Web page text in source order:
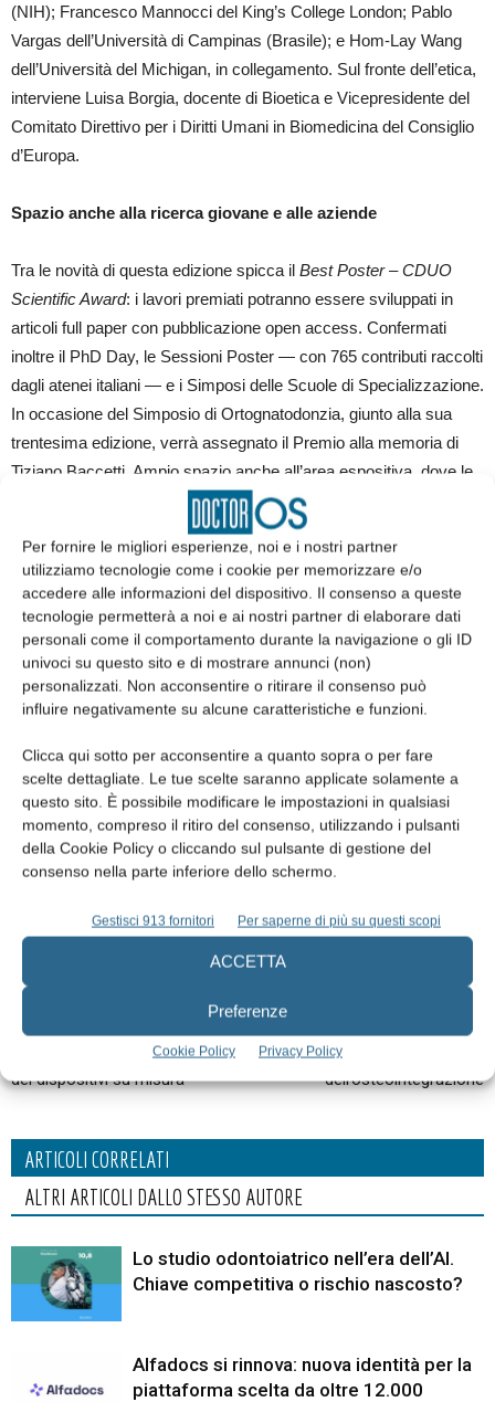
Per fornire le migliori esperienze, noi e i nostri partner
utilizziamo tecnologie come i cookie per memorizzare e/o
accedere alle informazioni del dispositivo. Il consenso a queste
tecnologie permetterà a noi e ai nostri partner di elaborare dati
personali come il comportamento durante la navigazione o gli ID
univoci su questo sito e di mostrare annunci (non)
personalizzati. Non acconsentire o ritirare il consenso può
influire negativamente su alcune caratteristiche e funzioni.
Clicca qui sotto per acconsentire a quanto sopra o per fare
scelte dettagliate. Le tue scelte saranno applicate solamente a
questo sito. È possibile modificare le impostazioni in qualsiasi
momento, compreso il ritiro del consenso, utilizzando i pulsanti
della Cookie Policy o cliccando sul pulsante di gestione del
consenso nella parte inferiore dello schermo.
Gestisci 913 fornitori Per saperne di più su questi scopi
ACCETTA
Preferenze
Cookie Policy Privacy Policy
(NIH); Francesco Mannocci del King’s College London; Pablo
Vargas dell’Università di Campinas (Brasile); e Hom-Lay Wang
dell’Università del Michigan, in collegamento. Sul fronte dell’etica,
interviene Luisa Borgia, docente di Bioetica e Vicepresidente del
Comitato Direttivo per i Diritti Umani in Biomedicina del Consiglio
d’Europa.
Spazio anche alla ricerca giovane e alle aziende
Tra le novità di questa edizione spicca il Best Poster – CDUO
Scientific Award: i lavori premiati potranno essere sviluppati in
articoli full paper con pubblicazione open access. Confermati
inoltre il PhD Day, le Sessioni Poster — con 765 contributi raccolti
dagli atenei italiani — e i Simposi delle Scuole di Specializzazione.
In occasione del Simposio di Ortognatodonzia, giunto alla sua
trentesima edizione, verrà assegnato il Premio alla memoria di
Tiziano Baccetti. Ampio spazio anche all’area espositiva, dove le
principali aziende del settore presenteranno le ultime innovazioni
tecnologiche per la pratica clinica.
Le sedi: il fascino di Ancona protagonista
La Cerimonia Inaugurale si terrà nel suggestivo Teatro delle
Muse; i lavori congressuali si svolgeranno presso la Mole
Vanvitelliana, simbolo architettonico della città. La partecipazione
iscrizione sono disponibili suwww.cduo.it . Per informazioni:
cduo2026@gmail.com.
Scanner intraorali e prescrizione
dei dispositivi su misura
Ugo Pasqualini, pioniere
dell’osteointegrazione
ARTICOLI CORRELATI
ALTRI ARTICOLI DALLO STESSO AUTORE
Lo studio odontoiatrico nell’era dell’AI.
Chiave competitiva o rischio nascosto?
Alfadocs si rinnova: nuova identità per la
piattaforma scelta da oltre 12.000